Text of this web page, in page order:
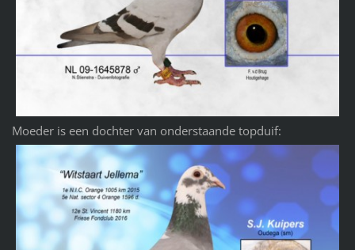
Moeder is een dochter van onderstaande topduif: